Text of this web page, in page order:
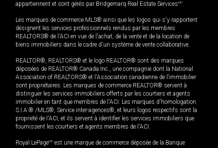
appartiennent et sont gérés par Bridgemarq Real Estate ServicesMD.
Les marques de commerce MLS® ainsi que les logos qui s'y rapportent
désignent les services professionnels rendus par les membres
REALTORS® de l'ACI en vue de l'achat, de la vente et de la location de
biens immobiliers dans le cadre d'un système de vente collaborative.
REALTOR®, REALTORS® et le logo REALTOR® sont des marques
déposées de REALTOR® Canada Inc., une compagnie dont la National
Association of REALTORS® et l'Association canadienne de l’immobilier
sont propriétaires. Les marques de commerce REALTOR® servent à
distinguer les services immobiliers offerts par les courtiers et agents
immobilier en tant que membres de l'ACI. Les marques d'homologation
S.I.A.® /MLS®, Service inter-agences®, et leurs logos respectifs sont la
propriété de l'ACI, et ils servent à identifier les services immobiliers que
fournissent les courtiers et agents membres de l'ACI.
Royal LePageMD est une marque de commerce déposée de la Banque